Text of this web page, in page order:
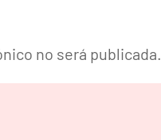
no será publicada.